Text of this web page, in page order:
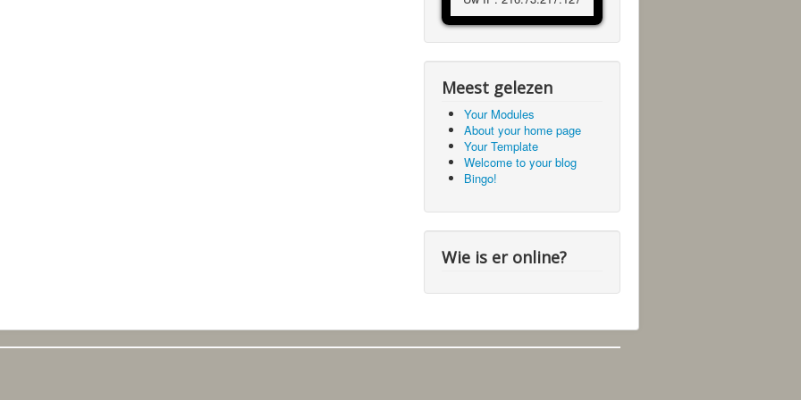
Meest gelezen
Your Modules
About your home page
Your Template
Welcome to your blog
Bingo!
Wie is er online?